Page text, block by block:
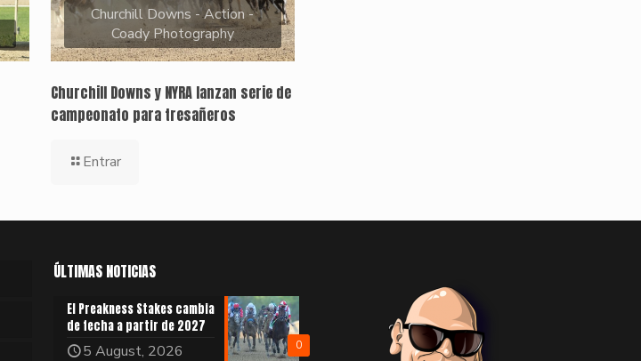
Churchill Downs - Action -
Coady Photography
Churchill Downs y NYRA lanzan serie de
campeonato para tresañeros
Entrar
ÚLTIMAS NOTICIAS
0
El Preakness Stakes cambia
de fecha a partir de 2027
5 August, 2026